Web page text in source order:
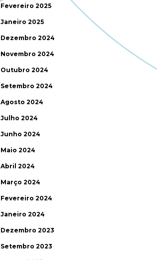
Fevereiro 2025
Janeiro 2025
Dezembro 2024
Novembro 2024
Outubro 2024
Setembro 2024
Agosto 2024
Julho 2024
Junho 2024
Maio 2024
Abril 2024
Março 2024
Fevereiro 2024
Janeiro 2024
Dezembro 2023
Setembro 2023